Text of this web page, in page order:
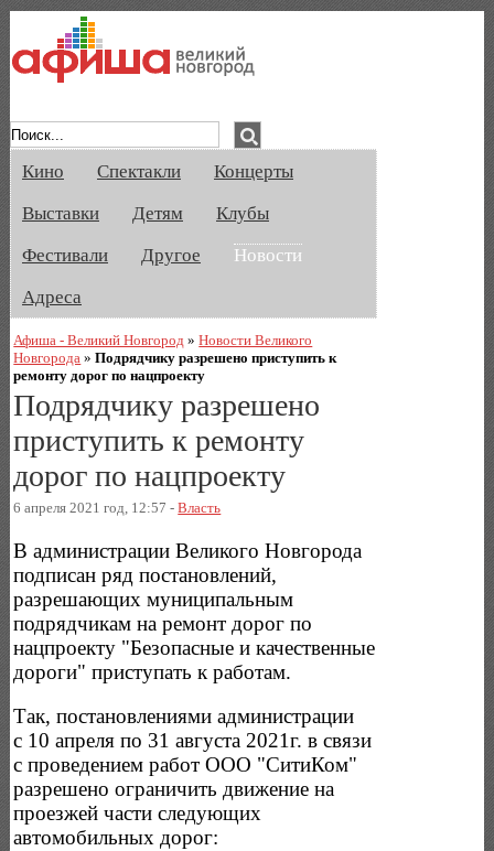
Кино Спектакли
Концерты
Выставки
Детям
Клубы
Фестивали
Другое
Новости
Адреса
Афиша - Великий Новгород »Новости Великого
Новгорода »Подрядчику разрешено приступить к
ремонту дорог по нацпроекту
Подрядчику разрешено
приступить к ремонту
дорог по нацпроекту
6 апреля 2021 год, 12:57 -Власть
В администрации Великого Новгорода
подписан ряд постановлений,
разрешающих муниципальным
подрядчикам на ремонт дорог по
нацпроекту "Безопасные и качественные
дороги" приступать к работам.
Так, постановлениями администрации
с 10 апреля по 31 августа 2021г. в связи
с проведением работ ООО "СитиКом"
разрешено ограничить движение на
проезжей части следующих
автомобильных дорог: